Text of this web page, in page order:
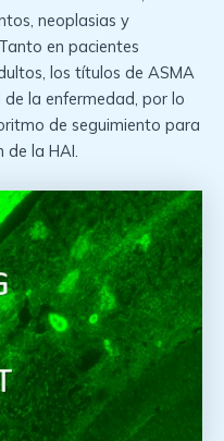
neoplasias y
en pacientes
los títulos de ASMA
la enfermedad, por lo
de seguimiento para
de la HAI.